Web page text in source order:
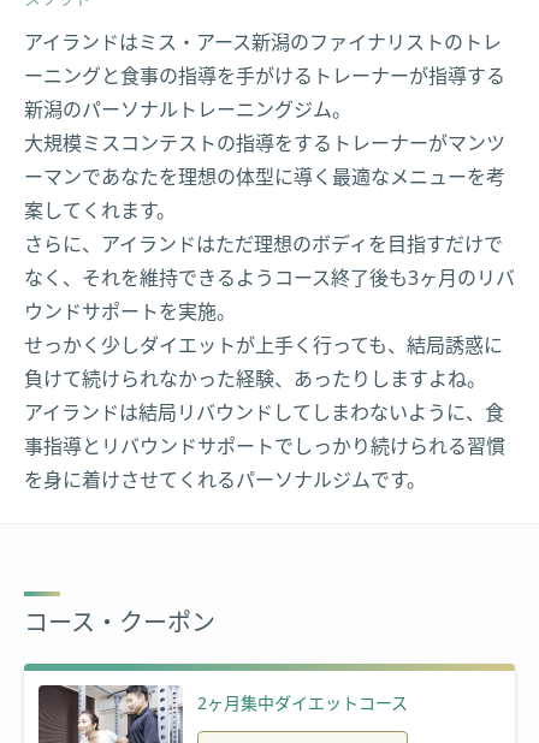
アイランドはミス・アース新潟のファイナリストのトレ
ーニングと食事の指導を手がけるトレーナーが指導する
新潟のパーソナルトレーニングジム。
大規模ミスコンテストの指導をするトレーナーがマンツ
ーマンであなたを理想の体型に導く最適なメニューを考
案してくれます。
さらに、アイランドはただ理想のボディを目指すだけで
なく、それを維持できるようコース終了後も3ヶ月のリバ
ウンドサポートを実施。
せっかく少しダイエットが上手く行っても、結局誘惑に
負けて続けられなかった経験、あったりしますよね。
アイランドは結局リバウンドしてしまわないように、食
事指導とリバウンドサポートでしっかり続けられる習慣
を身に着けさせてくれるパーソナルジムです。
コース・クーポン
2ヶ月集中ダイエットコース